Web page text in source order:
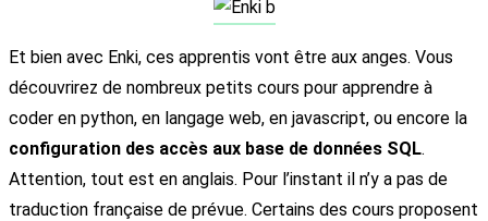
Et bien avec Enki, ces apprentis vont être aux anges. Vous
découvrirez de nombreux petits cours pour apprendre à
coder en python, en langage web, en javascript, ou encore la
configuration des accès aux base de données SQL.
Attention, tout est en anglais. Pour l’instant il n’y a pas de
traduction française de prévue. Certains des cours proposent